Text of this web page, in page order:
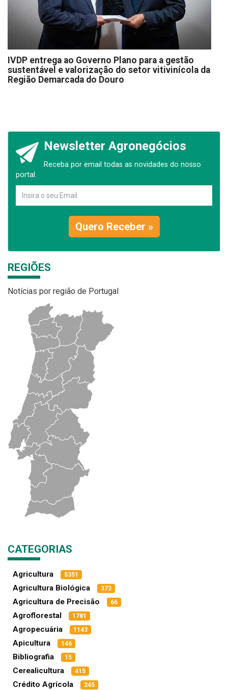
IVDP entrega ao Governo Plano para a gestão
sustentável e valorização do setor vitivinícola da
Região Demarcada do Douro
Newsletter Agronegócios
Receba por email todas as novidades do nosso
portal.
Quero Receber »
REGIÕES
Notícias por região de Portugal
CATEGORIAS
Agricultura 5351
Agricultura Biológica 372
Agricultura de Precisão 66
Agroflorestal 1781
Agropecuária 1143
Apicultura 146
Bibliografia 15
Cerealicultura 415
Crédito Agrícola 245